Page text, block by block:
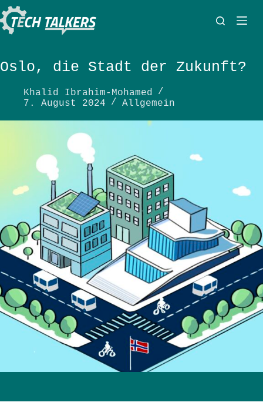
Zum
Inhalt
springen
Oslo, die Stadt der Zukunft?
Khalid Ibrahim-Mohamed
7. August 2024
Allgemein